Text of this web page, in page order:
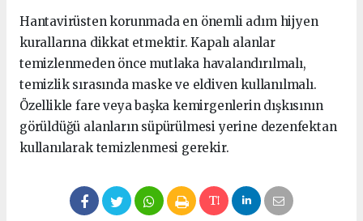
Hantavirüsten korunmada en önemli adım hijyen
kurallarına dikkat etmektir. Kapalı alanlar
temizlenmeden önce mutlaka havalandırılmalı,
temizlik sırasında maske ve eldiven kullanılmalı.
Özellikle fare veya başka kemirgenlerin dışkısının
görüldüğü alanların süpürülmesi yerine dezenfektan
kullanılarak temizlenmesi gerekir.